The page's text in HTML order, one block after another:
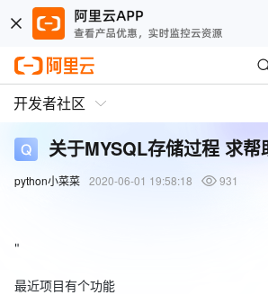
开发者社区
关于MYSQL存储过程 求
python小菜菜 2020-06-01 19:58:18
931
"
最近项目有个功能